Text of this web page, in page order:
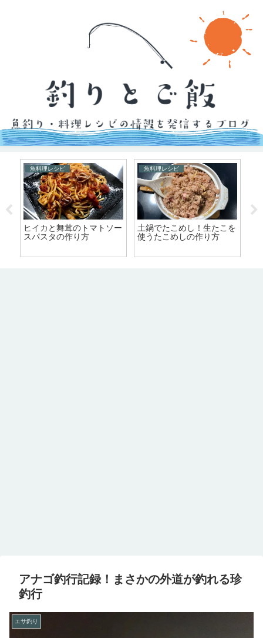
魚料理レシピ
ヒイカと舞茸のトマトソー
スパスタの作り方
魚料理レシピ
土鍋でたこめし！生たこを
使うたこめしの作り方
アナゴ釣行記録！まさかの外道が釣れる珍
釣行
エサ釣り